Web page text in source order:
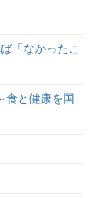
「なかったこ
食と健康を国